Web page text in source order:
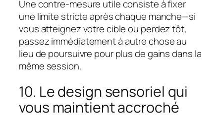
Une contre-mesure utile consiste à fixer
une limite stricte après chaque manche—si
vous atteignez votre cible ou perdez tôt,
passez immédiatement à autre chose au
lieu de poursuivre pour plus de gains dans la
même session.
10. Le design sensoriel qui
vous maintient accroché